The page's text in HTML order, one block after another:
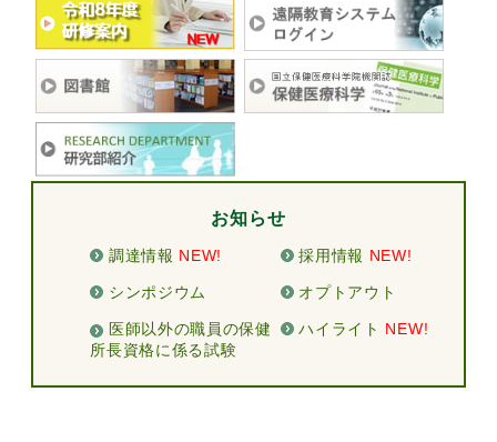
お知らせ
調達情報 NEW! 採用情報 NEW!
シンポジウム オプトアウト
医師以外の職員の保健
所長資格に係る試験
ハイライト NEW!